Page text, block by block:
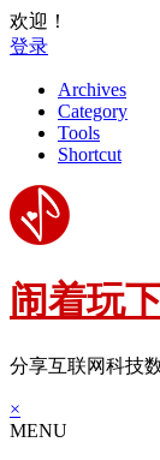
欢迎！
登录
Archives
Category
Tools
Shortcut
闹着玩
分享互联网科技
×
MENU